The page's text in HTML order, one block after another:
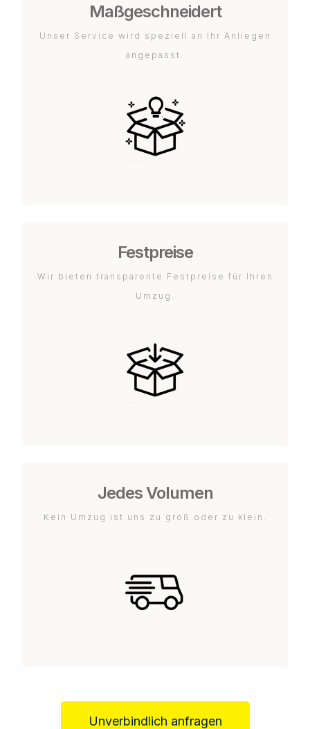
Maßgeschneidert
Unser Service wird speziell an Ihr Anliegen
angepasst.
Festpreise
Wir bieten transparente Festpreise für Ihren
Umzug.
Jedes Volumen
Kein Umzug ist uns zu groß oder zu klein.
Unverbindlich anfragen